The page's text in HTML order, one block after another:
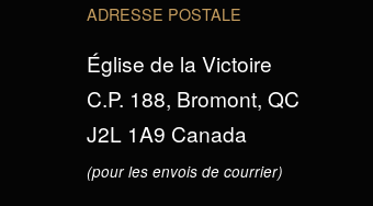
ADRESSE POSTALE
Église de la Victoire
C.P. 188, Bromont, QC
J2L 1A9 Canada
(pour les envois de courrier)